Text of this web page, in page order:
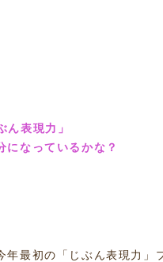
表現力」
なっているかな？
年最初の「じぶん表現力」